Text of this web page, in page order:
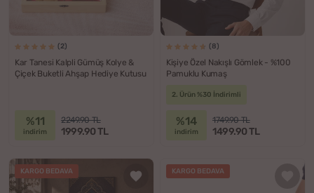
(2)
Kar Tanesi Kalpli Gümüş Kolye &
Çiçek Buketli Ahşap Hediye Kutusu
%11
indirim
2249.90 TL
1999.90 TL
(8)
Kişiye Özel Nakışlı Gömlek - %100
Pamuklu Kumaş
2. Ürün %30 İndirimli
%14
indirim
1749.90 TL
1499.90 TL
KARGO BEDAVA KARGO BEDAVA